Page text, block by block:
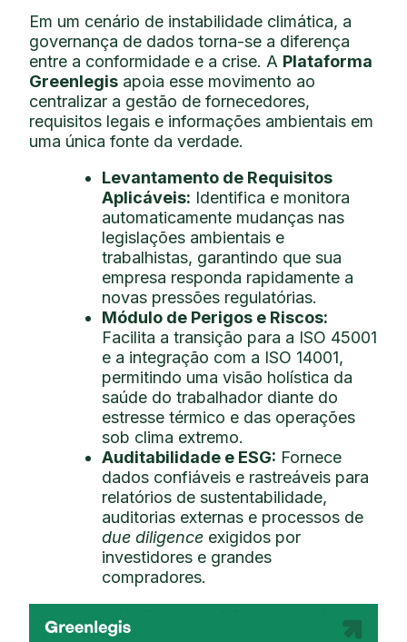
Em um cenário de instabilidade climática, a
governança de dados torna-se a diferença
entre a conformidade e a crise. A Plataforma
Greenlegis apoia esse movimento ao
centralizar a gestão de fornecedores,
requisitos legais e informações ambientais em
uma única fonte da verdade.
Levantamento de Requisitos
Aplicáveis: Identifica e monitora
automaticamente mudanças nas
legislações ambientais e
trabalhistas, garantindo que sua
empresa responda rapidamente a
novas pressões regulatórias.
Módulo de Perigos e Riscos:
Facilita a transição para a ISO 45001
e a integração com a ISO 14001,
permitindo uma visão holística da
saúde do trabalhador diante do
estresse térmico e das operações
sob clima extremo.
Auditabilidade e ESG: Fornece
dados confiáveis e rastreáveis para
relatórios de sustentabilidade,
auditorias externas e processos de
due diligence exigidos por
investidores e grandes
compradores.